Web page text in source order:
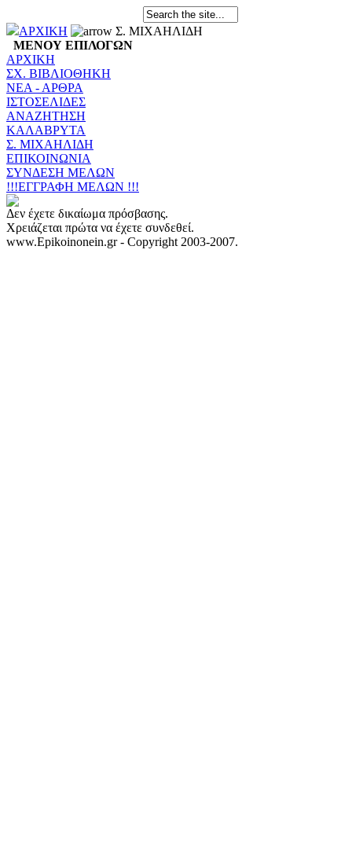
ΑΡΧΙΚΗ
Σ. ΜΙΧΑΗΛΙΔΗ
ΜΕΝΟΥ ΕΠΙΛΟΓΩΝ
ΑΡΧΙΚΗ
ΣX. ΒΙΒΛΙΟΘΗΚΗ
ΝΕΑ - ΑΡΘΡΑ
ΙΣΤΟΣΕΛΙΔΕΣ
ΑΝΑΖΗΤΗΣΗ
ΚΑΛΑΒΡΥΤΑ
Σ. ΜΙΧΑΗΛΙΔΗ
ΕΠΙΚΟΙΝΩΝΙΑ
ΣΥΝΔΕΣΗ ΜΕΛΩΝ
!!!ΕΓΓΡΑΦΗ ΜΕΛΩΝ !!!
Δεν έχετε δικαίωμα πρόσβασης.
Χρειάζεται πρώτα να έχετε συνδεθεί.
www.Epikoinonein.gr - Copyright 2003-2007.